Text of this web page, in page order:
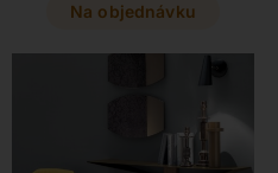
rozměrech 136 x 40 x 74
prvky ze stejné řady a
mnoha odstínů a
dřevěných dekorů, jako je
ořech Canaletto či pálený
Na objednávku